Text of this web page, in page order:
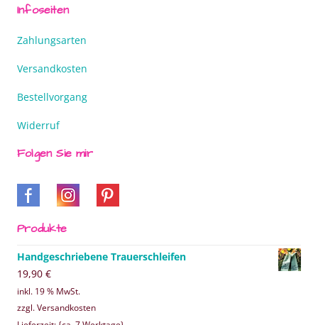
Infoseiten
Zahlungsarten
Versandkosten
Bestellvorgang
Widerruf
Folgen Sie mir
Produkte
Handgeschriebene Trauerschleifen
19,90 €
inkl. 19 % MwSt.
zzgl. Versandkosten